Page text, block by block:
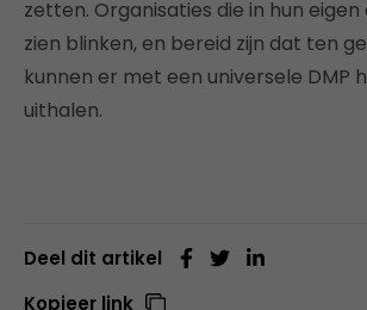
zetten. Organisaties die in hun
zien blinken, en bereid zijn dat ten
kunnen er met een universele DMP
uithalen.
Deel dit artikel
Kopieer link